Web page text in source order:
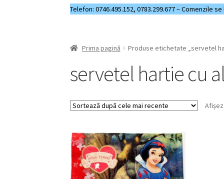
Telefon: 0746.495.152, 0783.299.677 – Comenzile
Prima pagină Produse etichetate „servetel
servetel hartie cu